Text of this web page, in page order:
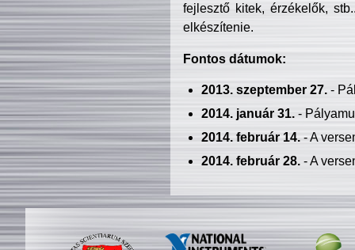
fejlesztő kitek, érzékelők,
elkészítenie.
Fontos dátumok:
2013. szeptember 27.-
2014. január 31.-
2014. február 14.- A
2014. február 28.- A